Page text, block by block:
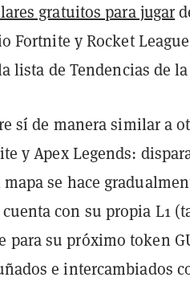
gratuitos para jugar
Fortnite y Rocket
lista de Tendencias de
sí de manera similar a
y Apex Legends:
se hace
con su propia L1
para su próximo token
e intercambiados